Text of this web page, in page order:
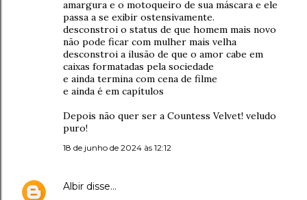
amargura e o motoqueiro de sua máscara e ele
passa a se exibir ostensivamente.
desconstroi o status de que homem mais novo
não pode ficar com mulher mais velha
desconstroi a ilusão de que o amor cabe em
caixas formatadas pela sociedade
e ainda termina com cena de filme
e ainda é em capítulos
Depois não quer ser a Countess Velvet! veludo
puro!
18 de junho de 2024 às 12:12
Albir disse…